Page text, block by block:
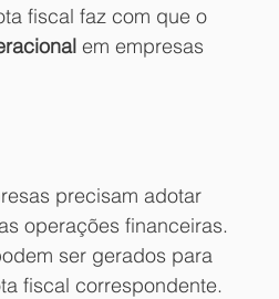
fiscal faz com que o
em empresas
precisam adotar
operações financeiras.
ser gerados para
fiscal correspondente.